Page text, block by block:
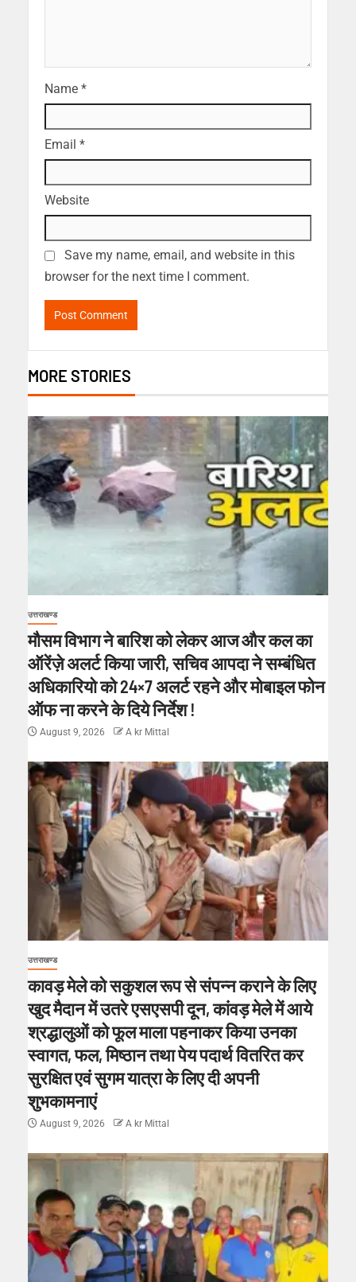
Name *
Email *
Website
Save my name, email, and website in this
browser for the next time I comment.
MORE STORIES
उत्तराखण्ड
मौसम विभाग ने बारिश को लेकर आज और कल का
ऑरेंज़े अलर्ट किया जारी, सचिव आपदा ने सम्बंधित
अधिकारियो को 24×7 अलर्ट रहने और मोबाइल फोन
ऑफ ना करने के दिये निर्देश !
August 9, 2026 A kr Mittal
उत्तराखण्ड
कावड़ मेले को सकुशल रूप से संपन्न कराने के लिए
खुद मैदान में उतरे एसएसपी दून, कांवड़ मेले में आये
श्रद्धालुओं को फूल माला पहनाकर किया उनका
स्वागत, फल, मिष्ठान तथा पेय पदार्थ वितरित कर
सुरक्षित एवं सुगम यात्रा के लिए दी अपनी
शुभकामनाएं
August 9, 2026 A kr Mittal